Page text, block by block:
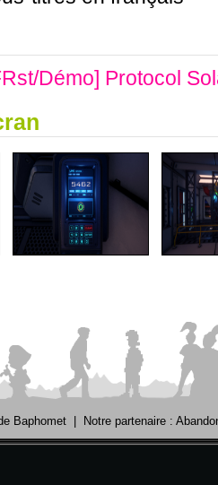
Démo] Protocol
Baphomet Notre partenaire :